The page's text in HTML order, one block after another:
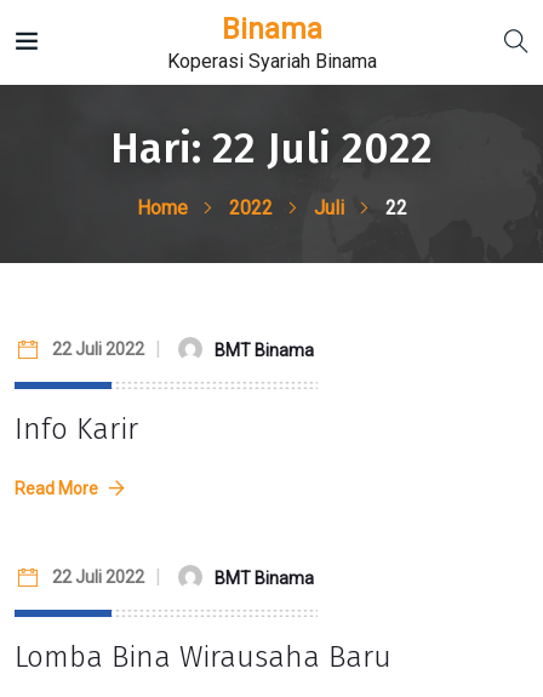
Binama
Koperasi Syariah Binama
Hari: 22 Juli 2022
Home 2022 Juli 22
22 Juli 2022 BMT Binama
Info Karir
Read More
22 Juli 2022 BMT Binama
Lomba Bina Wirausaha Baru